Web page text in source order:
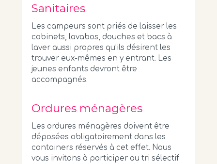
Sanitaires
Les campeurs sont priés de laisser les
cabinets, lavabos, douches et bacs à
laver aussi propres qu’ils désirent les
trouver eux-mêmes en y entrant. Les
jeunes enfants devront être
accompagnés.
Ordures ménagères
Les ordures ménagères doivent être
déposées obligatoirement dans les
containers réservés à cet effet. Nous
vous invitons à participer au tri sélectif